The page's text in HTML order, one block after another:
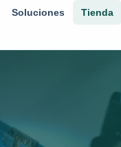
Soluciones Tienda